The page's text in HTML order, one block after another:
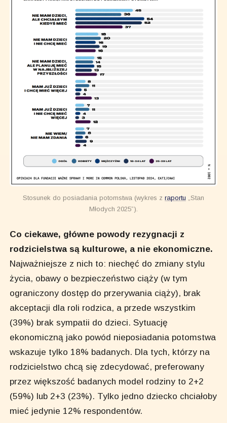
Stosunek do posiadania potomstwa (wykres z raportu „Stan
Młodych 2025”).
Co ciekawe, główne powody rezygnacji z
rodzicielstwa są kulturowe, a nie ekonomiczne.
Najważniejsze z nich to: niechęć do zmiany stylu
życia, obawy o bezpieczeństwo ciąży (w tym
ograniczony dostęp do przerywania ciąży), brak
akceptacji dla roli rodzica, a przede wszystkim
(39%) brak sympatii do dzieci. Sytuację
ekonomiczną jako powód nieposiadania potomstwa
wskazuje tylko 18% badanych. Dla tych, którzy na
rodzicielstwo chcą się zdecydować, preferowany
przez większość badanych model rodziny to 2+2
(59%) lub 2+3 (23%). Tylko jedno dziecko chciałoby
mieć jedynie 12% respondentów.